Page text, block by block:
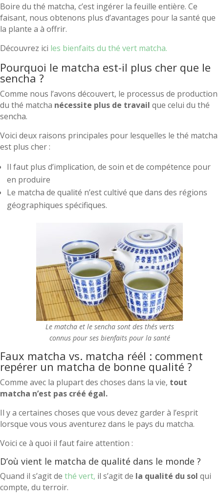
Boire du thé matcha, c’est ingérer la feuille entière. Ce
faisant, nous obtenons plus d’avantages pour la santé que
la plante a à offrir.
Découvrez ici les bienfaits du thé vert matcha.
Pourquoi le matcha est-il plus cher que le
sencha ?
Comme nous l’avons découvert, le processus de production
du thé matcha nécessite plus de travail que celui du thé
sencha.
Voici deux raisons principales pour lesquelles le thé matcha
est plus cher :
Il faut plus d’implication, de soin et de compétence pour
en produire
Le matcha de qualité n’est cultivé que dans des régions
géographiques spécifiques.
Le matcha et le sencha sont des thés verts
connus pour ses bienfaits pour la santé
Faux matcha vs. matcha réél : comment
repérer un matcha de bonne qualité ?
Comme avec la plupart des choses dans la vie, tout
matcha n’est pas créé égal.
Il y a certaines choses que vous devez garder à l’esprit
lorsque vous vous aventurez dans le pays du matcha.
Voici ce à quoi il faut faire attention :
D’où vient le matcha de qualité dans le monde ?
Quand il s’agit de thé vert, il s’agit de la qualité du sol qui
compte, du terroir.